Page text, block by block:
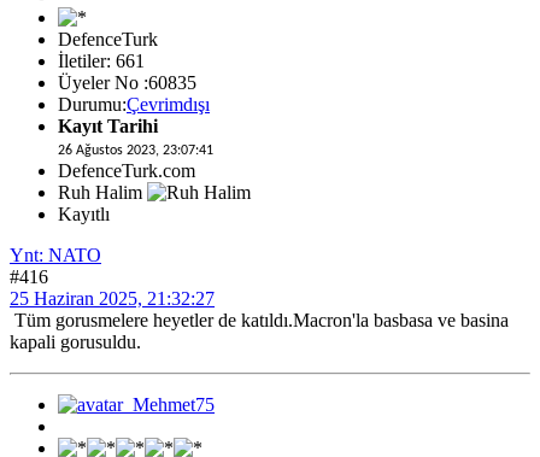
DefenceTurk
İletiler: 661
Üyeler No :60835
Durumu:Çevrimdışı
Kayıt Tarihi
26 Ağustos 2023, 23:07:41
DefenceTurk.com
Ruh Halim
Kayıtlı
Ynt: NATO
#416
25 Haziran 2025, 21:32:27
Tüm gorusmelere heyetler de katıldı.Macron'la basbasa ve basina
kapali gorusuldu.